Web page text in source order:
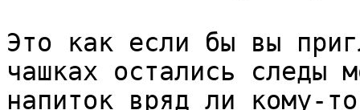
Это как если бы вы
чашках остались следы
напиток вряд ли кому-